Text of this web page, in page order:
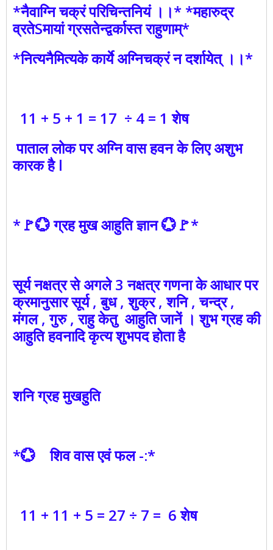
*नैवाग्नि चक्रं परिचिन्तनियं ।।* *महारुद्र
व्रतेSमायां ग्रसतेन्द्वर्कास्त राहुणाम्*
*नित्यनैमित्यके कार्ये अग्निचक्रं न दर्शायेत् ।।*
11 + 5 + 1 = 17 ÷ 4 = 1 शेष
पाताल लोक पर अग्नि वास हवन के लिए अशुभ
कारक है l
*🚩💮 ग्रह मुख आहुति ज्ञान 💮🚩*
सूर्य नक्षत्र से अगले 3 नक्षत्र गणना के आधार पर
क्रमानुसार सूर्य , बुध , शुक्र , शनि , चन्द्र ,
मंगल , गुरु , राहु केतु आहुति जानें । शुभ ग्रह की
आहुति हवनादि कृत्य शुभपद होता है
शनि ग्रह मुखहुति
*💮 शिव वास एवं फल -:*
11 + 11 + 5 = 27 ÷ 7 = 6 शेष